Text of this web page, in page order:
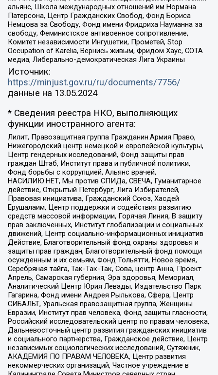
альянс, Школа международных отношений им Нормана
Патерсона, Центр Гражданских Свобод, Фонд Бориса
Немцова за Свободу, Фонд имени Фридриха Науманна за
свободу, Феминистское антивоенное сопротивление,
Комитет независимости Ингушетии, Прометей, Stop
Occupation of Karelia, Вернись живым, Фридом Хаус, СОТА
медиа, Либерально-демократическая Лига Украины
Источник:
https://minjust.gov.ru/ru/documents/7756/
данные на 13.05.2024
* Сведения реестра НКО, выполняющих
функции иностранного агента:
Лилит, Правозащитная группа Гражданин.Армия.Право,
Нижегородский центр немецкой и европейской культуры,
Центр гендерных исследований, Фонд защиты прав
граждан Штаб, Институт права и публичной политики,
Фонд борьбы с коррупцией, Альянс врачей,
НАСИЛИЮ.НЕТ, Мы против СПИДа, СВЕЧА, Гуманитарное
действие, Открытый Петербург, Лига Избирателей,
Правовая инициатива, Гражданский Союз, Хасдей
Ерушалаим, Центр поддержки и содействия развитию
средств массовой информации, Горячая Линия, В защиту
прав заключенных, Институт глобализации и социальных
движений, Центр социально-информационных инициатив
Действие, Благотворительный фонд охраны здоровья и
защиты прав граждан, Благотворительный фонд помощи
осужденным и их семьям, Фонд Тольятти, Новое время,
Серебряная тайга, Так-Так-Так, Сова, центр Анна, Проект
Апрель, Самарская губерния, Эра здоровья, Мемориал,
Аналитический Центр Юрия Левады, Издательство Парк
Гагарина, Фонд имени Андрея Рылькова, Сфера, Центр
СИБАЛЬТ, Уральская правозащитная группа, Женщины
Евразии, Институт прав человека, Фонд защиты гласности,
Российский исследовательский центр по правам человека,
Дальневосточный центр развития гражданских инициатив
и социального партнерства, Гражданское действие, Центр
независимых социологических исследований, Сутяжник,
АКАДЕМИЯ ПО ПРАВАМ ЧЕЛОВЕКА, Центр развития
некоммерческих организаций, Частное учреждение в